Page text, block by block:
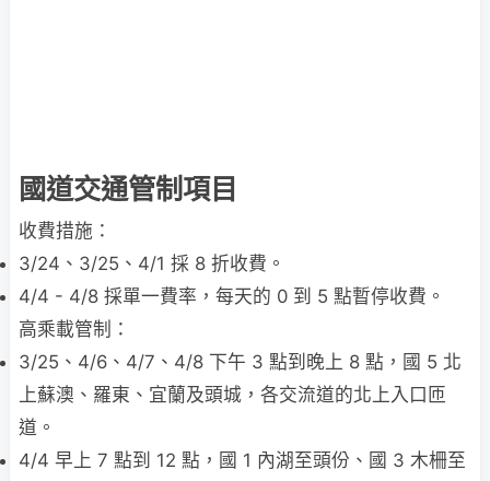
國道交通管制項目
收費措施：
3/24、3/25、4/1 採 8 折收費。
4/4 - 4/8 採單一費率，每天的 0 到 5 點暫停收費。
高乘載管制：
3/25、4/6、4/7、4/8 下午 3 點到晚上 8 點，國 5 北
上蘇澳、羅東、宜蘭及頭城，各交流道的北上入口匝
道。
4/4 早上 7 點到 12 點，國 1 內湖至頭份、國 3 木柵至